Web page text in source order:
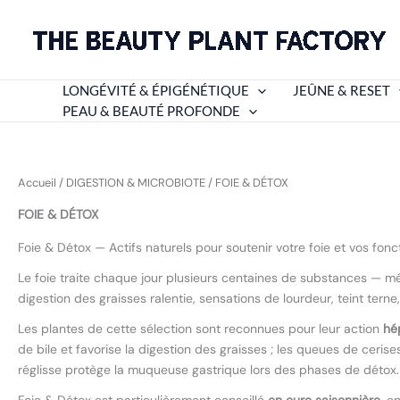
contenu
LONGÉVITÉ & ÉPIGÉNÉTIQUE JEÛNE & RESET
PEAU & BEAUTÉ PROFONDE
Accueil / DIGESTION & MICROBIOTE / FOIE & DÉTOX
FOIE & DÉTOX
Foie & Détox — Actifs naturels pour soutenir votre foie et vos
Le foie traite chaque jour plusieurs centaines de substances —
digestion des graisses ralentie, sensations de lourdeur, teint
Les plantes de cette sélection sont reconnues pour leur action
de bile et favorise la digestion des graisses ; les queues de
réglisse protège la muqueuse gastrique lors des phases de détox.